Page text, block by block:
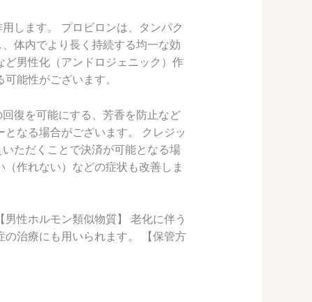
します。 プロビロンは、タンパク
体内でより長く持続する均一な効
男性化（アンドロジェニック）作
能性がございます。
復を可能にする、芳香を防止など
なる場合がございます。 クレジッ
ただくことで決済が可能となる場
作れない）などの症状も改善しま
性ホルモン類似物質】 老化に伴う
治療にも用いられます。 【保管方